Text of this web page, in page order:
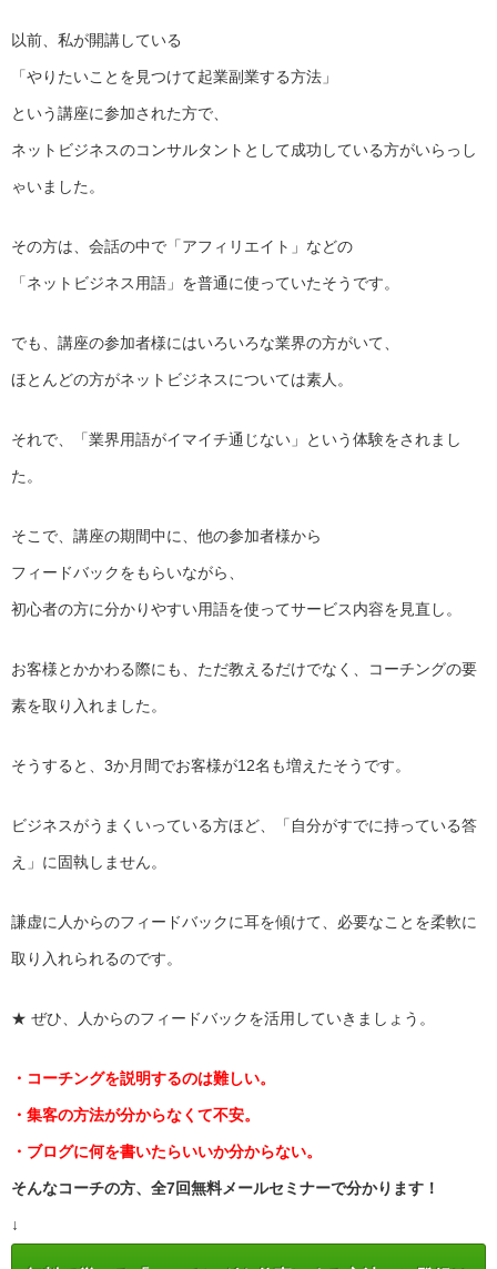
以前、私が開講している
「やりたいことを見つけて起業副業する方法」
という講座に参加された方で、
ネットビジネスのコンサルタントとして成功している方がいらっし
ゃいました。
その方は、会話の中で「アフィリエイト」などの
「ネットビジネス用語」を普通に使っていたそうです。
でも、講座の参加者様にはいろいろな業界の方がいて、
ほとんどの方がネットビジネスについては素人。
それで、「業界用語がイマイチ通じない」 という体験をされまし
た。
そこで、講座の期間中に、他の参加者様から
フィードバックをもらいながら、
初心者の方に分かりやすい用語を使ってサービス内容を見直し。
お客様とかかわる際にも、ただ教えるだけでなく、 コーチングの要
素を取り入れました。
そうすると、3か月間でお客様が12名も増えたそうです。
ビジネスがうまくいっている方ほど、「自分がすでに持っている答
え」に固執しません。
謙虚に人からのフィードバックに耳を傾けて、 必要なことを柔軟に
取り入れられるのです。
★ ぜひ、人からのフィードバックを活用していきましょう。
・コーチングを説明するのは難しい。
・集客の方法が分からなくて不安。
・ブログに何を書いたらいいか分からない。
そんなコーチの方、全7回無料メールセミナーで分かります！
↓